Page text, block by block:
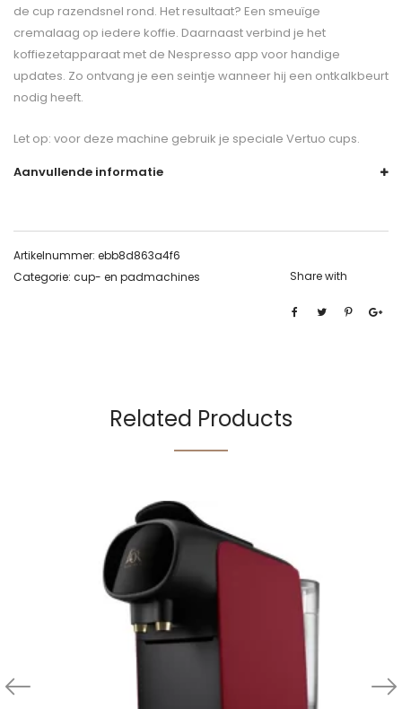
de cup razendsnel rond. Het resultaat? Een smeuïge
cremalaag op iedere koffie. Daarnaast verbind je het
koffiezetapparaat met de Nespresso app voor handige
updates. Zo ontvang je een seintje wanneer hij een ontkalkbeurt
nodig heeft.
Let op: voor deze machine gebruik je speciale Vertuo cups.
Aanvullende informatie
Artikelnummer: ebb8d863a4f6
Categorie: cup- en padmachines Share with
Related Products